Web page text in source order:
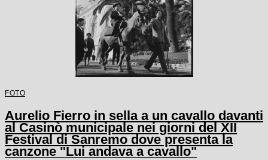
FOTO
Aurelio Fierro in sella a un cavallo davanti
al Casinò municipale nei giorni del XII
Festival di Sanremo dove presenta la
canzone "Lui andava a cavallo"